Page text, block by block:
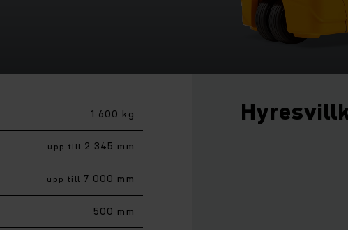
1 600 kg
upp till 2 345 mm
upp till 7 000 mm
500 mm